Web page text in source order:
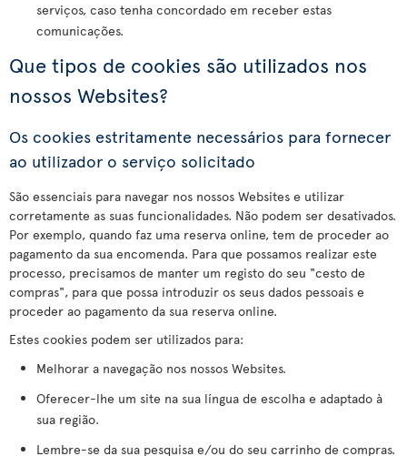
serviços, caso tenha concordado em receber estas
comunicações.
Que tipos de cookies são utilizados nos
nossos Websites?
Os cookies estritamente necessários para fornecer
ao utilizador o serviço solicitado
São essenciais para navegar nos nossos Websites e utilizar
corretamente as suas funcionalidades. Não podem ser desativados.
Por exemplo, quando faz uma reserva online, tem de proceder ao
pagamento da sua encomenda. Para que possamos realizar este
processo, precisamos de manter um registo do seu "cesto de
compras", para que possa introduzir os seus dados pessoais e
proceder ao pagamento da sua reserva online.
Estes cookies podem ser utilizados para:
Melhorar a navegação nos nossos Websites.
Oferecer-lhe um site na sua língua de escolha e adaptado à
sua região.
Lembre-se da sua pesquisa e/ou do seu carrinho de compras.